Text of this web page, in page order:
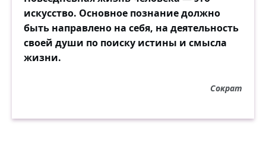
искусство. Основное познание должно
быть направлено на себя, на деятельность
своей души по поиску истины и смысла
жизни.
Сократ